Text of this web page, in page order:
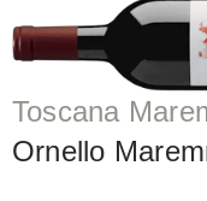
Toscana
Ornello